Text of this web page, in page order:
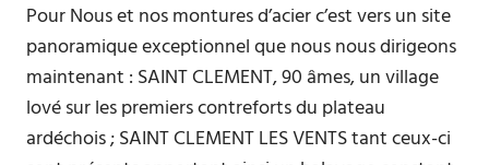
Pour Nous et nos montures d’acier c’est vers un site
panoramique exceptionnel que nous nous dirigeons
maintenant : SAINT CLEMENT, 90 âmes, un village
lové sur les premiers contreforts du plateau
ardéchois ; SAINT CLEMENT LES VENTS tant ceux-ci